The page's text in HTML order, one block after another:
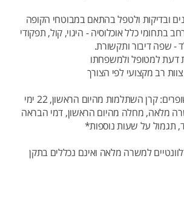
ובדיקות ולטפל בהתאם במבוטחי הקופה
בתחומי כלל אוכלוסיה - היגוי, קול, תפקודי
- שפה דיבור ותקשורת.
דעת למטופל ולמשפחתו
רב מקצועי לפי הצורך
תנאים סוציאליים משופרים: קרן השתלמות מהיום הראשון, 22 ימי
מלאה, מחלה מהיום הראשון, דמי הבראה
תגמול על שעות נוספות*
למשרה מלאה ואינם נכללים בתקן